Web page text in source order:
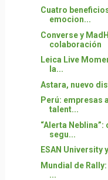
Cuatro
emocion...
Converse y
colaboración
Leica Live
la...
Astara, nuevo
Perú: empresas
talent...
“Alerta
segu...
ESAN University
Mundial de
...